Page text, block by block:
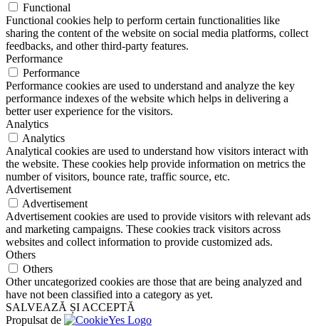
Functional
Functional cookies help to perform certain functionalities like
sharing the content of the website on social media platforms, collect
feedbacks, and other third-party features.
Performance
Performance
Performance cookies are used to understand and analyze the key
performance indexes of the website which helps in delivering a
better user experience for the visitors.
Analytics
Analytics
Analytical cookies are used to understand how visitors interact with
the website. These cookies help provide information on metrics the
number of visitors, bounce rate, traffic source, etc.
Advertisement
Advertisement
Advertisement cookies are used to provide visitors with relevant ads
and marketing campaigns. These cookies track visitors across
websites and collect information to provide customized ads.
Others
Others
Other uncategorized cookies are those that are being analyzed and
have not been classified into a category as yet.
SALVEAZĂ ȘI ACCEPTĂ
Propulsat de